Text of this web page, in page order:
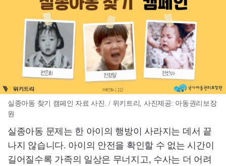
실종아동 찾기 캠페인 자료 사진. / 위키트리, 사진제공: 아동권리보장
원
실종아동 문제는 한 아이의 행방이 사라지는 데서 끝
나지 않습니다. 아이의 안전을 확인할 수 없는 시간이
길어질수록 가족의 일상은 무너지고, 수사는 더 어려